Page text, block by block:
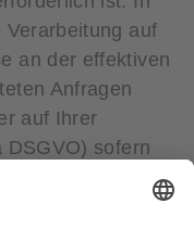
auf
an der effektiven
Anfragen
auf Ihrer
DSGVO) sofern
ist